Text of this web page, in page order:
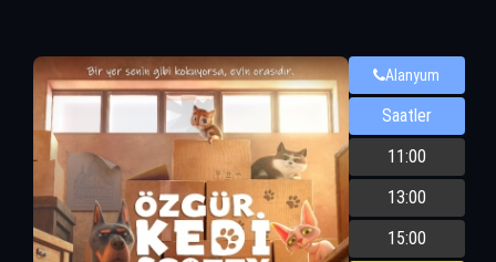
Alanyum
Saatler
11:00
13:00
15:00